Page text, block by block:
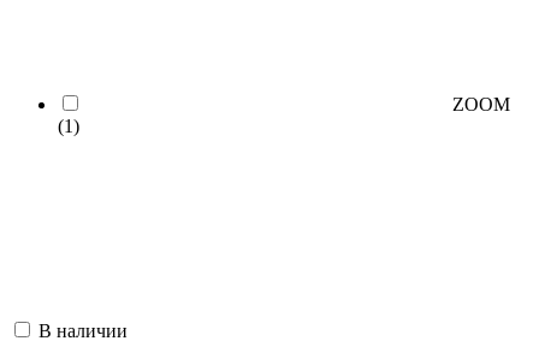
ZOOM
(1)
В наличии